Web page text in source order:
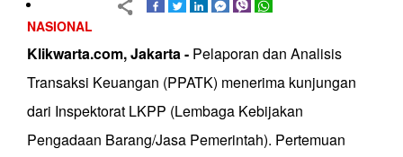
NASIONAL
Klikwarta.com, Jakarta - Pelaporan dan Analisis
Transaksi Keuangan (PPATK) menerima kunjungan
dari Inspektorat LKPP (Lembaga Kebijakan
Pengadaan Barang/Jasa Pemerintah). Pertemuan